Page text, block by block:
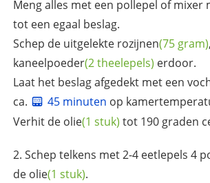
Meng alles met een pollepel of mixer
tot een egaal beslag.
Schep de uitgelekte rozijnen(75 gram)
kaneelpoeder(2 theelepels) erdoor.
Laat het beslag afgedekt met een
ca.
45 minuten op
Verhit de olie(1 stuk) tot 190 graden
Schep telkens met 2-4 eetlepels 4
de olie(1 stuk).